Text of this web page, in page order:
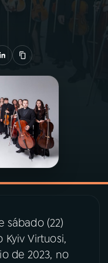
sábado (22)
Virtuosi,
de 2023, no